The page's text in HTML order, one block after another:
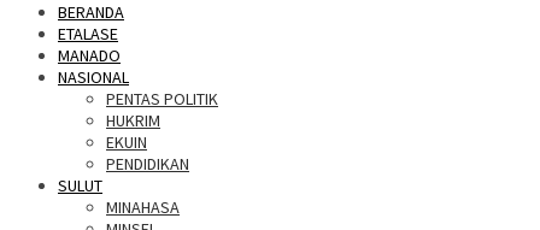
BERANDA
ETALASE
MANADO
NASIONAL
PENTAS POLITIK
HUKRIM
EKUIN
PENDIDIKAN
SULUT
MINAHASA